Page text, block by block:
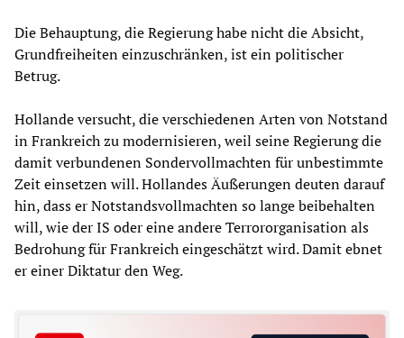
Die Behauptung, die Regierung habe nicht die Absicht,
Grundfreiheiten einzuschränken, ist ein politischer
Betrug.
Hollande versucht, die verschiedenen Arten von Notstand
in Frankreich zu modernisieren, weil seine Regierung die
damit verbundenen Sondervollmachten für unbestimmte
Zeit einsetzen will. Hollandes Äußerungen deuten darauf
hin, dass er Notstandsvollmachten so lange beibehalten
will, wie der IS oder eine andere Terrororganisation als
Bedrohung für Frankreich eingeschätzt wird. Damit ebnet
er einer Diktatur den Weg.